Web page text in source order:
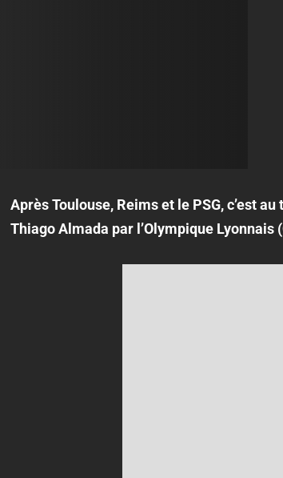
Après Toulouse, Reims et le PSG, c’est
Thiago Almada par l’Olympique